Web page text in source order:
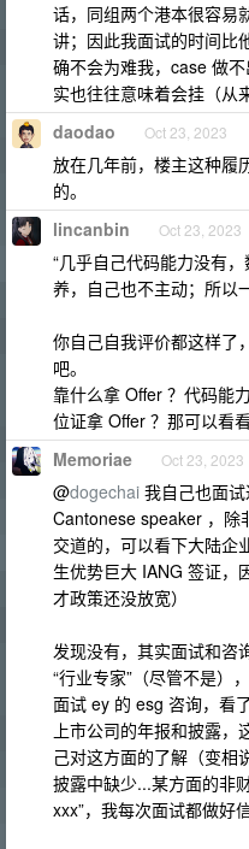
话，同组两个港本很容易
讲；因此我面试的时间比
确不会为难我，case 做
实也往往意味着会挂（从
daodao Oct 23, 2023
放在几年前，楼主这种履
的。
lincanbin Oct 23, 2023
“几乎自己代码能力没有
养，自己也不主动；所以
你自己自我评价都这样了
吧。
靠什么拿 Offer ？代码能
位证拿 Offer ？那可以看
Memoriae Oct 23, 2023
@dogechai 我自己也面
Cantonese speaker ，除
交道的，可以看下大陆企
生优势巨大 IANG 签证，
才政策还没放宽）
发现没有，其实面试和咨
“行业专家”（尽管不是）
面试 ey 的 esg 咨询，看
上市公司的年报和披露，
己对这方面的了解（变相
披露中缺少...某方面的非
xxx”，我每次面试都做好